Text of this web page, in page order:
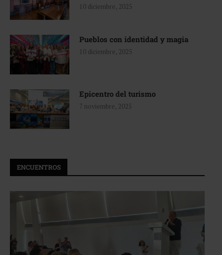
10 diciembre, 2025
Pueblos con identidad y magia
10 diciembre, 2025
Epicentro del turismo
7 noviembre, 2025
ENCUENTROS